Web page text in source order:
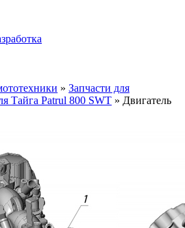
» Запчасти для
Тайга Patrul 800 SWT » Двигатель